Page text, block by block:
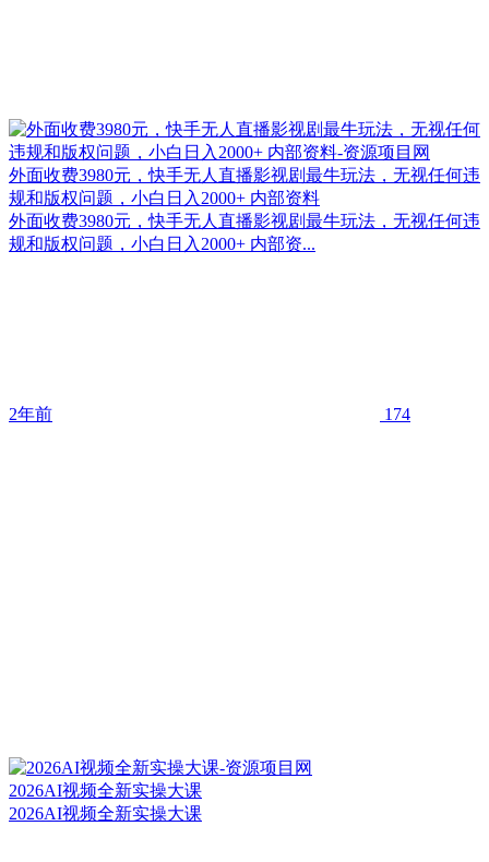
外面收费3980元，快手无人直播影视剧最牛玩法，无视任何违
规和版权问题，小白日入2000+ 内部资料
外面收费3980元，快手无人直播影视剧最牛玩法，无视任何违
规和版权问题，小白日入2000+ 内部资...
2年前 174
2026AI视频全新实操大课
2026AI视频全新实操大课